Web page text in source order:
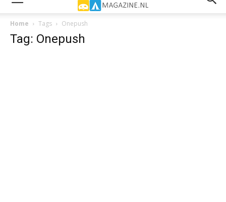
Home Tags Onepush
Tag: Onepush